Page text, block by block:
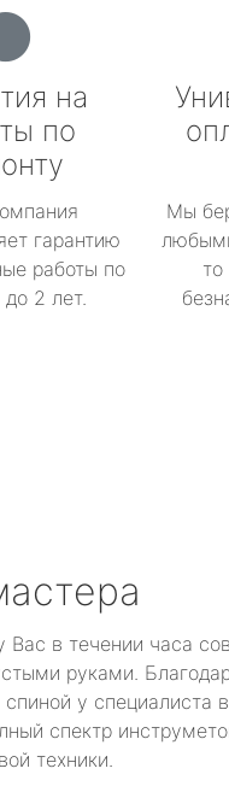
на
по
гарантию
работы по
2 лет.
Мы
Вас в течении часа
руками.
у специалиста
спектр
техники.